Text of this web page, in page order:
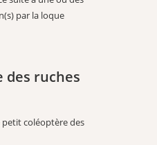
par la loque
des ruches
coléoptère des